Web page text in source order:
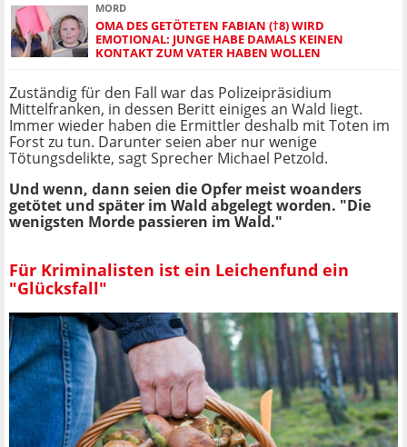
MORD
OMA DES GETÖTETEN FABIAN (†8) WIRD
EMOTIONAL: JUNGE HABE DAMALS KEINEN
KONTAKT ZUM VATER HABEN WOLLEN
Zuständig für den Fall war das Polizeipräsidium
Mittelfranken, in dessen Beritt einiges an Wald liegt.
Immer wieder haben die Ermittler deshalb mit Toten im
Forst zu tun. Darunter seien aber nur wenige
Tötungsdelikte, sagt Sprecher Michael Petzold.
Und wenn, dann seien die Opfer meist woanders
getötet und später im Wald abgelegt worden. "Die
wenigsten Morde passieren im Wald."
Für Kriminalisten ist ein Leichenfund ein
"Glücksfall"